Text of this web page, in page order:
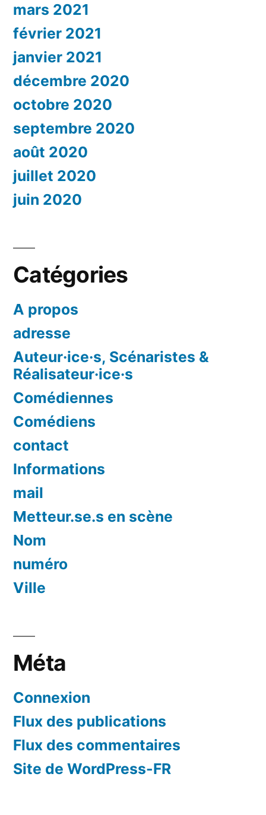
mars 2021
février 2021
janvier 2021
décembre 2020
octobre 2020
septembre 2020
août 2020
juillet 2020
juin 2020
Catégories
A propos
adresse
Auteur·ice·s, Scénaristes &
Réalisateur·ice·s
Comédiennes
Comédiens
contact
Informations
mail
Metteur.se.s en scène
Nom
numéro
Ville
Méta
Connexion
Flux des publications
Flux des commentaires
Site de WordPress-FR